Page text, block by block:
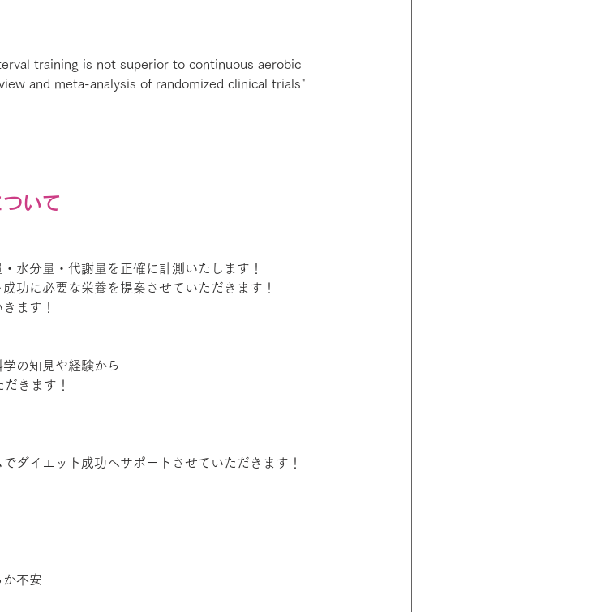
training is not superior to continuous aerobic
and meta-analysis of randomized clinical trials"
いて
水分量・代謝量を正確に計測いたします！
功に必要な栄養を提案させていただきます！
ます！
の知見や経験から
きます！
ダイエット成功へサポートさせていただきます！
不安